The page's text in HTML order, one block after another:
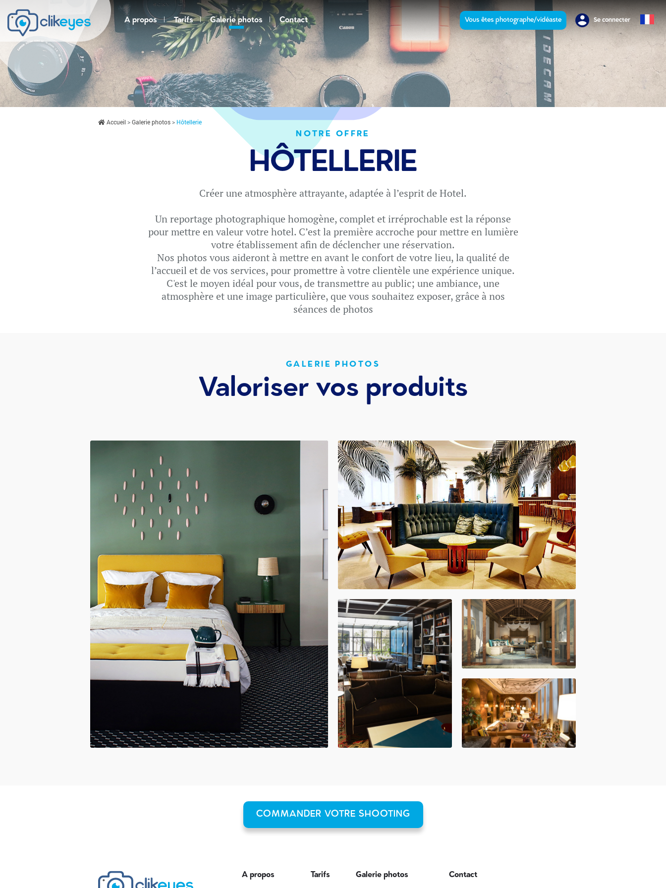
A propos Tarifs Galerie photos Contact Vous êtes photographe/vidéaste Se connecter
Accueil Galerie photos Hôtellerie
NOTRE OFFRE
HÔTELLERIE
Créer une atmosphère attrayante, adaptée à l’esprit de Hotel.
Un reportage photographique homogène, complet et irréprochable est la réponse
pour mettre en valeur votre hotel. C’est la première accroche pour mettre en lumière
votre établissement afin de déclencher une réservation.
Nos photos vous aideront à mettre en avant le confort de votre lieu, la qualité de
l’accueil et de vos services, pour promettre à votre clientèle une expérience unique.
C'est le moyen idéal pour vous, de transmettre au public; une ambiance, une
atmosphère et une image particulière, que vous souhaitez exposer, grâce à nos
séances de photos
GALERIE PHOTOS
Valoriser vos produits
COMMANDER VOTRE SHOOTING
A propos Tarifs Galerie photos Contact